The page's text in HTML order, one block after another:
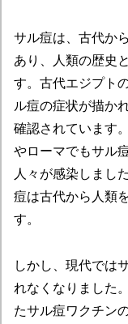
サル痘は、古代か
あり、人類の歴史
す。古代エジプト
ル痘の症状が描か
確認されています
やローマでもサル
人々が感染しまし
痘は古代から人類
す。
しかし、現代では
れなくなりました
たサル痘ワクチン